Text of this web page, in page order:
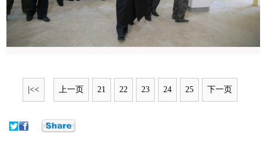
|<< 上一页 21 22 23 24 25 下一页